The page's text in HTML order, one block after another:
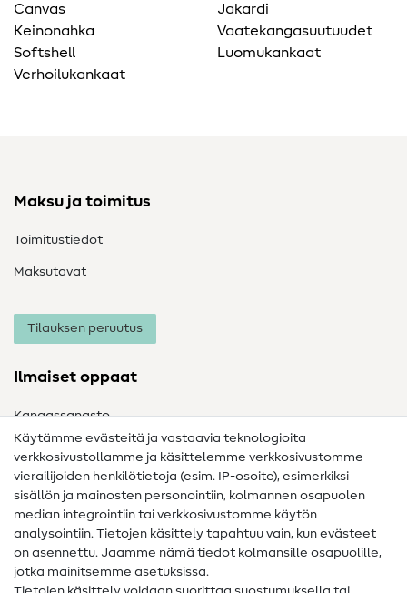
Canvas
Keinonahka
Softshell
Verhoilukankaat
Jakardi
Vaatekangasuutuudet
Luomukankaat
Maksu ja toimitus
Toimitustiedot
Maksutavat
Tilauksen peruutus
Ilmaiset oppaat
Kangassanasto
Ompelusanasto
Ompeluohjeet
Apua ja yhteystiedot
Yhteystiedot
Tietoa omistajanvaihdoksesta
Käytämme evästeitä ja vastaavia teknologioita
verkkosivustollamme ja käsittelemme verkkosivustomme
vierailijoiden henkilötietoja (esim. IP-osoite), esimerkiksi
sisällön ja mainosten personointiin, kolmannen osapuolen
median integrointiin tai verkkosivustomme käytön
analysointiin. Tietojen käsittely tapahtuu vain, kun evästeet
on asennettu. Jaamme nämä tiedot kolmansille osapuolille,
jotka mainitsemme asetuksissa.